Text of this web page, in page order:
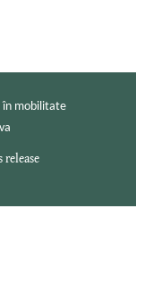
în mobilitate
release